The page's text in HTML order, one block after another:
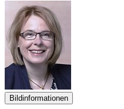
Bildinformationen